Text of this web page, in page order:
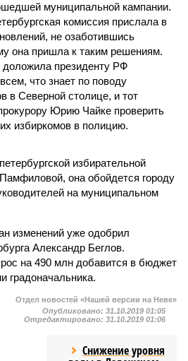
муниципальной кампании.
комиссия прислала в
не озаботившись
она пришла к таким решениям.
президенту РФ
что знает по поводу
в Северной столице, и тот
Юрию Чайке проверить
избиркомов в полицию.
избирательной
она обойдется городу
на муниципальном
изменений уже одобрил
Александр Беглов.
на 490 млн добавится в бюджет
градоначальника.
Отдел новостей «Нашей версии на Неве»
Опубликовано: 31.10.2019 01:05
Отредактировано: 31.10.2019 01:06
Снижение уровня